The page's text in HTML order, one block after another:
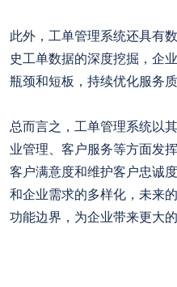
此外，工单管理系统还具有
史工单数据的深度挖掘，企
瓶颈和短板，持续优化服务
总而言之，工单管理系统以
业管理、客户服务等方面发
客户满意度和维护客户忠诚
和企业需求的多样化，未来
功能边界，为企业带来更大的